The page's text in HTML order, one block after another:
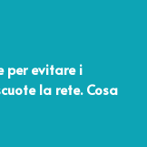
per evitare i
la rete. Cosa